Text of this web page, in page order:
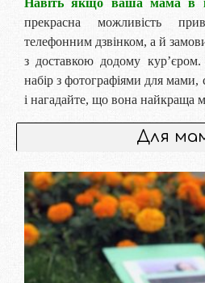
Навіть якщо ваша мама в
прекрасна можливість
телефонним дзвінком, а й
з доставкою додому
набір з фотографіями для мами,
і нагадайте, що вона найкраща
Для